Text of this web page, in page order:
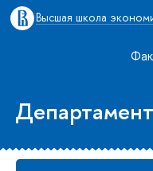
Высшая школа